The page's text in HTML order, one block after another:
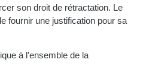
son droit de rétractation. Le
fournir une justification pour sa
à l’ensemble de la